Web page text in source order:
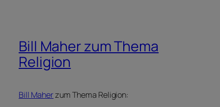
Bill Maher zum Thema
Religion
Bill Maherzum Thema Religion: